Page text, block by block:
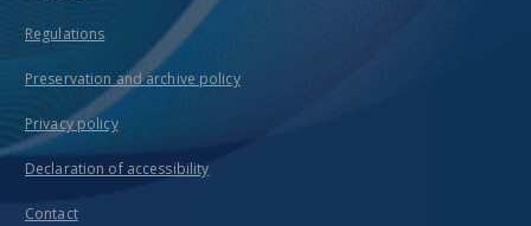
Regulations
Preservation and archive policy
Privacy policy
Declaration of accessibility
Contact